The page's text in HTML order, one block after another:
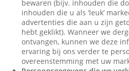
bewaren (bijv. inhouden die
inhouden die u als ‘leuk’
advertenties die aan u zijn
hebt geklikt). Wanneer we
ontvangen, kunnen we deze
ervaring bij ons verder te
overeenstemming met uw